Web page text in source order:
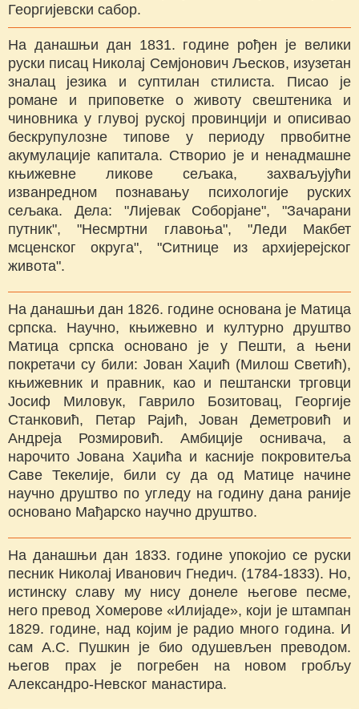
Георгијевски сабор.
На данашњи дан 1831. године рођен је велики
руски писац Николај Семјонович Љесков, изузетан
зналац језика и суптилан стилиста. Писао је
романе и приповетке о животу свештеника и
чиновника у глувој руској провинцији и описивао
бескрупулозне типове у периоду првобитне
акумулације капитала. Створио је и ненадмашне
књижевне ликове сељака, захваљујући
изванредном познавању психологије руских
сељака. Дела: "Лијевак Соборјане", "Зачарани
путник", "Несмртни главоња", "Леди Макбет
мсценског округа", "Ситнице из архијерејског
живота".
На данашњи дан 1826. године основана је Матица
српска. Научно, књижевно и културно друштво
Матица српска основано је у Пешти, а њени
покретачи су били: Јован Хаџић (Милош Светић),
књижевник и правник, као и пештански трговци
Јосиф Миловук, Гаврило Бозитовац, Георгије
Станковић, Петар Рајић, Јован Деметровић и
Андреја Розмировић. Амбиције оснивача, а
нарочито Јована Хаџића и касније покровитеља
Саве Текелије, били су да од Матице начине
научно друштво по угледу на годину дана раније
основано Мађарско научно друштво.
На данашњи дан 1833. године упокојио се руски
песник Николај Иванович Гнедич. (1784-1833). Но,
истинску славу му нису донеле његове песме,
него превод Хомерове «Илијаде», који је штампан
1829. године, над којим је радио много година. И
сам А.С. Пушкин је био одушевљен преводом.
његов прах је погребен на новом гробљу
Александро-Невског манастира.